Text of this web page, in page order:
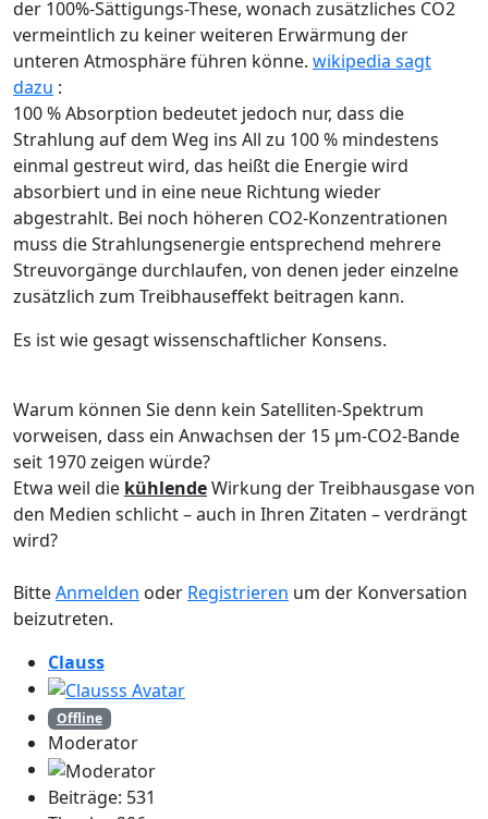
der 100%-Sättigungs-These, wonach zusätzliches CO2
vermeintlich zu keiner weiteren Erwärmung der
unteren Atmosphäre führen könne. wikipedia sagt
dazu :
100 % Absorption bedeutet jedoch nur, dass die
Strahlung auf dem Weg ins All zu 100 % mindestens
einmal gestreut wird, das heißt die Energie wird
absorbiert und in eine neue Richtung wieder
abgestrahlt. Bei noch höheren CO2-Konzentrationen
muss die Strahlungsenergie entsprechend mehrere
Streuvorgänge durchlaufen, von denen jeder einzelne
zusätzlich zum Treibhauseffekt beitragen kann.
Es ist wie gesagt wissenschaftlicher Konsens.
Warum können Sie denn kein Satelliten-Spektrum
vorweisen, dass ein Anwachsen der 15 µm-CO2-Bande
seit 1970 zeigen würde?
Etwa weil die kühlendeWirkung der Treibhausgase von
den Medien schlicht – auch in Ihren Zitaten – verdrängt
wird?
BitteAnmelden oder Registrieren um der Konversation
beizutreten.
Clauss
Offline
Moderator
Beiträge: 531